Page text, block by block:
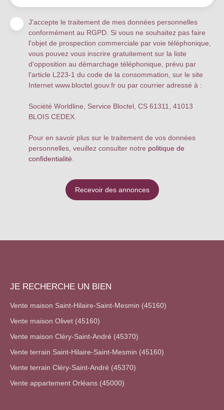
J'accepte le traitement de mes données personnelles
conformément au RGPD. Si vous ne souhaitez pas faire
l'objet de prospection commerciale par voie téléphonique,
vous pouvez vous inscrire gratuitement sur la liste
d'opposition au démarchage téléphonique, prévu par
l'article L223-1 du code de la consommation, sur le site
Internet www.bloctel.gouv.fr ou par courrier adressé à :
Société Worldline, Service Bloctel, CS 61311, 41013
BLOIS CEDEX.
Pour en savoir plus sur le traitement de vos données
personnelles, veuillez consulter notre politique de
confidentialité.
Recevoir des annonces
JE RECHERCHE UN BIEN
Vente maison Saint-Hilaire-Saint-Mesmin (45160)
Vente maison Olivet (45160)
Vente maison Cléry-Saint-André (45370)
Vente terrain Saint-Hilaire-Saint-Mesmin (45160)
Vente terrain Cléry-Saint-André (45370)
Vente appartement Orléans (45000)